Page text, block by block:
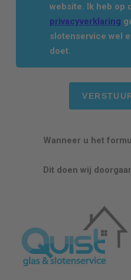
website. Ik heb op
privacyverklaring
slotenservice wel
doet.
Wanneer u het
Dit doen wij